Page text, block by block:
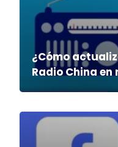
¿Cómo
Radio China en